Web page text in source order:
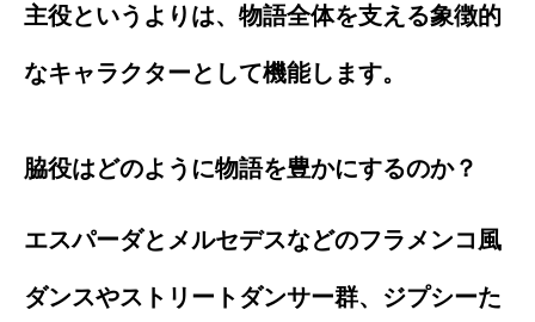
主役というよりは、物語全体を支える象徴的
なキャラクターとして機能します。
脇役はどのように物語を豊かにするのか？
エスパーダとメルセデスなどのフラメンコ風
ダンスやストリートダンサー群、ジプシーた